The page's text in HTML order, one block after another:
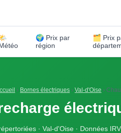
🌍 Prix par
région
🗂️ Prix
› Bornes électriques › Val-d'Oise ›
· Val-d'Oise · Données